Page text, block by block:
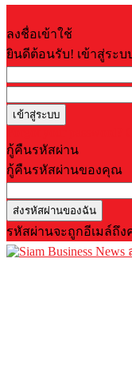
ลงชื่อเข้าใช้
ยินดีต้อนรับ! เข้าสู่ระ
กู้คืนรหัสผ่าน
กู้คืนรหัสผ่านของคุณ
รหัสผ่านจะถูกอีเมล์ถึ